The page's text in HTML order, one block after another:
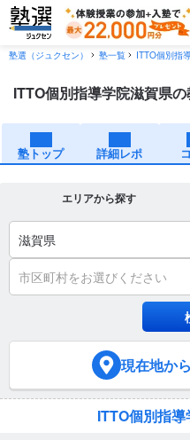
塾選（ジュクセン） 塾一覧 ITTO個別指
ITTO個別指導学院滋賀県の
塾トップ 詳細レポ
エリアから探す
滋賀県
市区町村をお選びください
現在地か
ITTO個別指